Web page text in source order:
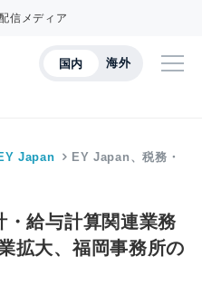
信メディア
国内 海外
Japan EY Japan、税務・
給与計算関連業務
拡大、福岡事務所の